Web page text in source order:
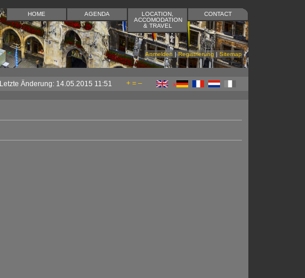
Anmelden |Registrierung | Sitemap
CONTACT
LOCATION,
ACCOMODATION
& TRAVEL
AGENDA
HOME
+ = –
Letzte Änderung: 14.05.2015 11:51